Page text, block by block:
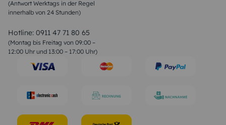
(Antwort Werktags in der Regel
innerhalb von 24 Stunden)
Hotline: 0911 47 71 80 65
(Montag bis Freitag von 09:00 –
12:00 Uhr und 13:00 – 17:00 Uhr)
Sprüche zur Konfirmation & Kommunion
Weihnachtsgedichte
Liebessprüche
Geburtstagssprüche
Trauersprüche
Konfirmation Glückwünsche